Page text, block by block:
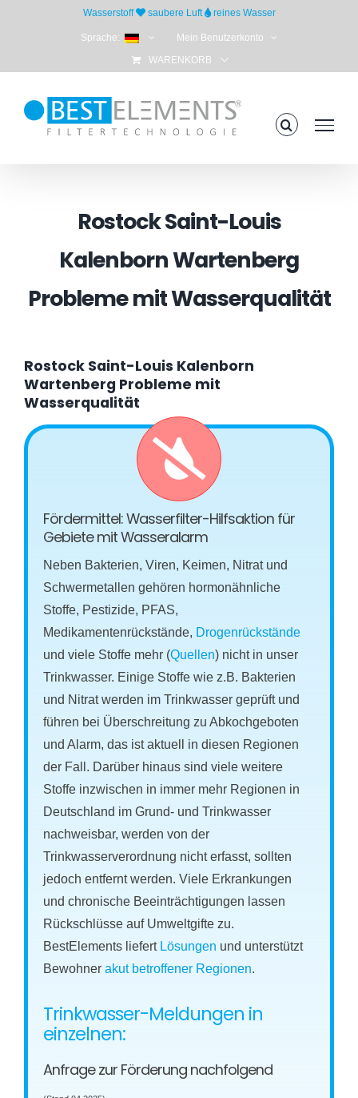
Wasserstoff saubere Luft reines Wasser
Sprache: Mein Benutzerkonto
WARENKORB
Rostock Saint-Louis
Kalenborn Wartenberg
Probleme mit Wasserqualität
Rostock Saint-Louis Kalenborn
Wartenberg Probleme mit
Wasserqualität
Fördermittel: Wasserfilter-Hilfsaktion für
Gebiete mit Wasseralarm
Neben Bakterien, Viren, Keimen, Nitrat und
Schwermetallen gehören hormonähnliche
Stoffe, Pestizide, PFAS,
Medikamentenrückstände, Drogenrückstände
und viele Stoffe mehr (Quellen) nicht in unser
Trinkwasser. Einige Stoffe wie z.B. Bakterien
und Nitrat werden im Trinkwasser geprüft und
führen bei Überschreitung zu Abkochgeboten
und Alarm, das ist aktuell in diesen Regionen
der Fall. Darüber hinaus sind viele weitere
Stoffe inzwischen in immer mehr Regionen in
Deutschland im Grund- und Trinkwasser
nachweisbar, werden von der
Trinkwasserverordnung nicht erfasst, sollten
jedoch entfernt werden. Viele Erkrankungen
und chronische Beeinträchtigungen lassen
Rückschlüsse auf Umweltgifte zu.
BestElements liefert Lösungen und unterstützt
Bewohnerakut betroffener Regionen.
Trinkwasser-Meldungen in
einzelnen:
Anfrage zur Förderung nachfolgend